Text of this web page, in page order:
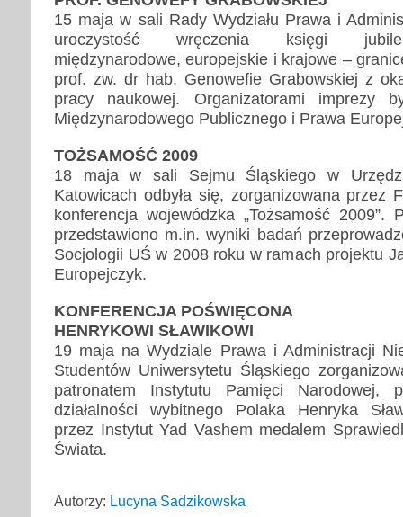
15 maja w sali Rady Wydziału Prawa i
uroczystość wręczenia księgi
międzynarodowe, europejskie i krajowe –
prof. zw. dr hab. Genowefie Grabowskiej z
pracy naukowej. Organizatorami imprezy
Międzynarodowego Publicznego i Prawa
TOŻSAMOŚĆ 2009
18 maja w sali Sejmu Śląskiego w
Katowicach odbyła się, zorganizowana przez
konferencja wojewódzka „Tożsamość 2009”.
przedstawiono m.in. wyniki badań
Socjologii UŚ w 2008 roku w ramach projektu
Europejczyk.
KONFERENCJA POŚWIĘCONA
HENRYKOWI SŁAWIKOWI
19 maja na Wydziale Prawa i Administracji
Studentów Uniwersytetu Śląskiego
patronatem Instytutu Pamięci Narodowej,
działalności wybitnego Polaka Henryka
przez Instytut Yad Vashem medalem
Świata.
Autorzy: Lucyna Sadzikowska